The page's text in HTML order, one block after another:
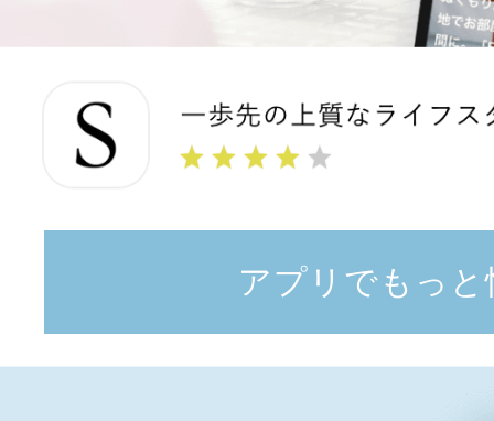
アプリでもっと